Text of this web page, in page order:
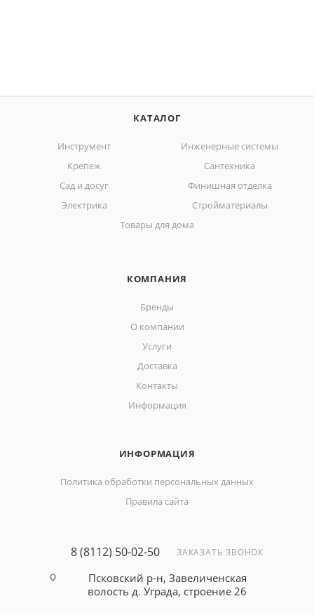
КАТАЛОГ
Инструмент
Инженерные системы
Крепеж
Сантехника
Сад и досуг
Финишная отделка
Электрика
Стройматериалы
Товары для дома
КОМПАНИЯ
Бренды
О компании
Услуги
Доставка
Контакты
Информация
ИНФОРМАЦИЯ
Политика обработки персональных данных
Правила сайта
8 (8112) 50-02-50 ЗАКАЗАТЬ ЗВОНОК
Псковский р-н, Завеличенская
волость д. Уграда, строение 26